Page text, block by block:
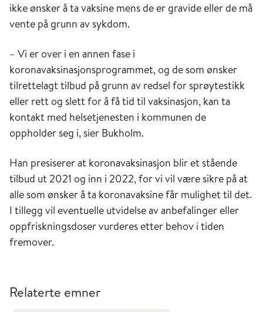
ikke ønsker å ta vaksine mens de er gravide eller de må
vente på grunn av sykdom.
– Vi er over i en annen fase i
koronavaksinasjonsprogrammet, og de som ønsker
tilrettelagt tilbud på grunn av redsel for sprøytestikk
eller rett og slett for å få tid til vaksinasjon, kan ta
kontakt med helsetjenesten i kommunen de
oppholder seg i, sier Bukholm.
Han presiserer at koronavaksinasjon blir et stående
tilbud ut 2021 og inn i 2022, for vi vil være sikre på at
alle som ønsker å ta koronavaksine får mulighet til det.
I tillegg vil eventuelle utvidelse av anbefalinger eller
oppfriskningsdoser vurderes etter behov i tiden
fremover.
Relaterte emner